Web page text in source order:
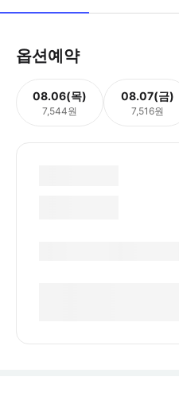
옵션예약
08.06(목)
7,544원
08.07(금)
7,516원